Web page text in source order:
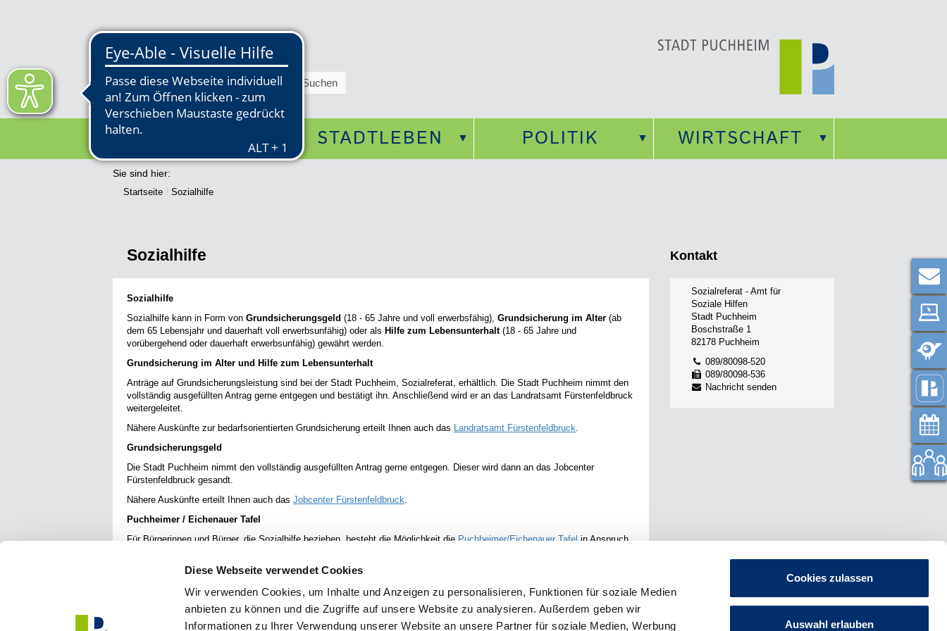
Diese Webseite verwendet Cookies
Wir verwenden Cookies, um Inhalte und Anzeigen zu personalisieren, Funktionen für soziale Medien
anbieten zu können und die Zugriffe auf unsere Website zu analysieren. Außerdem geben wir
Informationen zu Ihrer Verwendung unserer Website an unsere Partner für soziale Medien, Werbung
Cookies zulassen
Auswahl erlauben
STADTLEBEN POLITIK WIRTSCHAFT
Sie sind hier:
Startseite Sozialhilfe
Sozialhilfe
Sozialhilfe
Sozialhilfe kann in Form von Grundsicherungsgeld (18 - 65 Jahre und voll erwerbsfähig), Grundsicherung im Alter (ab
dem 65 Lebensjahr und dauerhaft voll erwerbsunfähig) oder als Hilfe zum Lebensunterhalt(18 - 65 Jahre und
vorübergehend oder dauerhaft erwerbsunfähig) gewährt werden.
Grundsicherung im Alter und Hilfe zum Lebensunterhalt
Anträge auf Grundsicherungsleistung sind bei der Stadt Puchheim, Sozialreferat, erhältlich. Die Stadt Puchheim nimmt den
vollständig ausgefüllten Antrag gerne entgegen und bestätigt ihn. Anschließend wird er an das Landratsamt Fürstenfeldbruck
weitergeleitet.
Nähere Auskünfte zur bedarfsorientierten Grundsicherung erteilt Ihnen auch das Landratsamt Fürstenfeldbruck.
Grundsicherungsgeld
Die Stadt Puchheim nimmt den vollständig ausgefüllten Antrag gerne entgegen. Dieser wird dann an das Jobcenter
Fürstenfeldbruck gesandt.
Nähere Auskünfte erteilt Ihnen auch das Jobcenter Fürstenfeldbruck.
Puchheimer / Eichenauer Tafel
Für Bürgerinnen und Bürger, die Sozialhilfe beziehen, besteht die Möglichkeit die Puchheimer/Eichenauer Tafel in Anspruch
Kontakt
Sozialreferat - Amt für
Soziale Hilfen
Stadt Puchheim
Boschstraße 1
82178 Puchheim
089/80098-520
089/80098-536
Nachricht senden